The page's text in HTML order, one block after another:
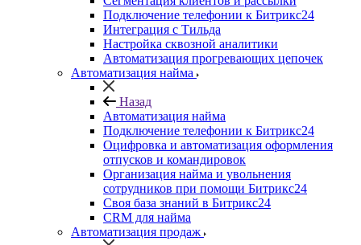
Подключение телефонии к Битрикс24
Интеграция с Тильда
Настройка сквозной аналитики
Автоматизация прогревающих цепочек
Автоматизация найма
Назад
Автоматизация найма
Подключение телефонии к Битрикс24
Оцифровка и автоматизация оформления
отпусков и командировок
Организация найма и увольнения
сотрудников при помощи Битрикс24
Своя база знаний в Битрикс24
CRM для найма
Автоматизация продаж